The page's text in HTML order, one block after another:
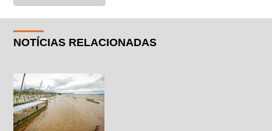
NOTÍCIAS RELACIONADAS